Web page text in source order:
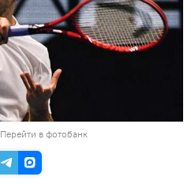
Перейти в фотобанк